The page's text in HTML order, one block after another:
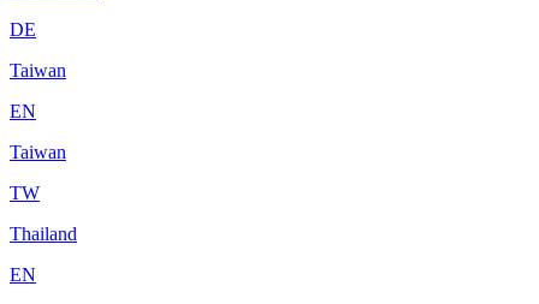
DE
Taiwan
EN
Taiwan
TW
Thailand
EN